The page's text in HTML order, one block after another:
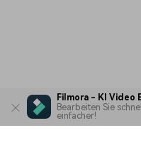
Filmora - KI Video
Bearbeiten Sie
einfacher!